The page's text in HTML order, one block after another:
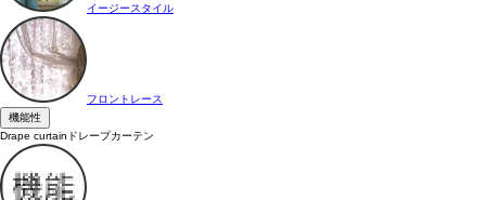
イージースタイル
フロントレース
機能性
Drape curtain ドレープカーテン